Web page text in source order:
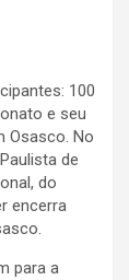
100
e seu
Osasco. No
de
do
encerra
para a